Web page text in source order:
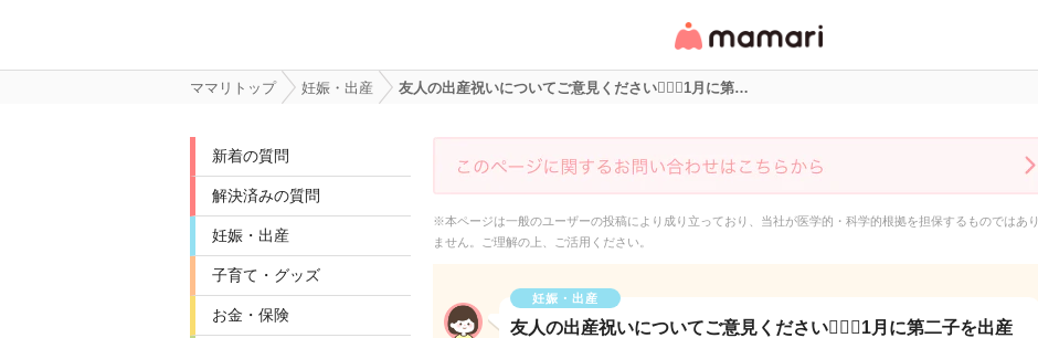
リ・情報サイト
ママリトップ 妊娠・出産 友人の出産祝いについてご意見ください🙇🏻‍♀️1月に第…
新着の質問
解決済みの質問
妊娠・出産
子育て・グッズ
お金・保険
※本ページは一般のユーザーの投稿により成り立っており、当社が医学的・科学的根拠を担保するものではあり
ません。ご理解の上、ご活用ください。
妊娠・出産
友人の出産祝いについてご意見ください🙇🏻‍♀️1月に第二子を出産